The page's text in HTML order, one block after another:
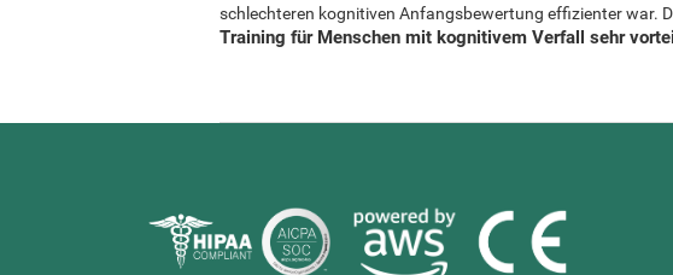
schlechteren kognitiven Anfangsbewertung effizienter war.
Training für Menschen mit kognitivem Verfall sehr